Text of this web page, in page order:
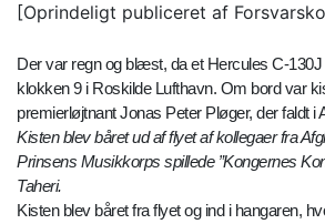
[Oprindeligt publiceret af
Der var regn og blæst, da et Hercules C-
klokken 9 i Roskilde Lufthavn. Om bord var
premierløjtnant Jonas Peter Pløger, der faldt i
Kisten blev båret ud af flyet af kollegaer fra
Prinsens Musikkorps spillede ”Kongernes
Taheri.
Kisten blev båret fra flyet og ind i hangaren,